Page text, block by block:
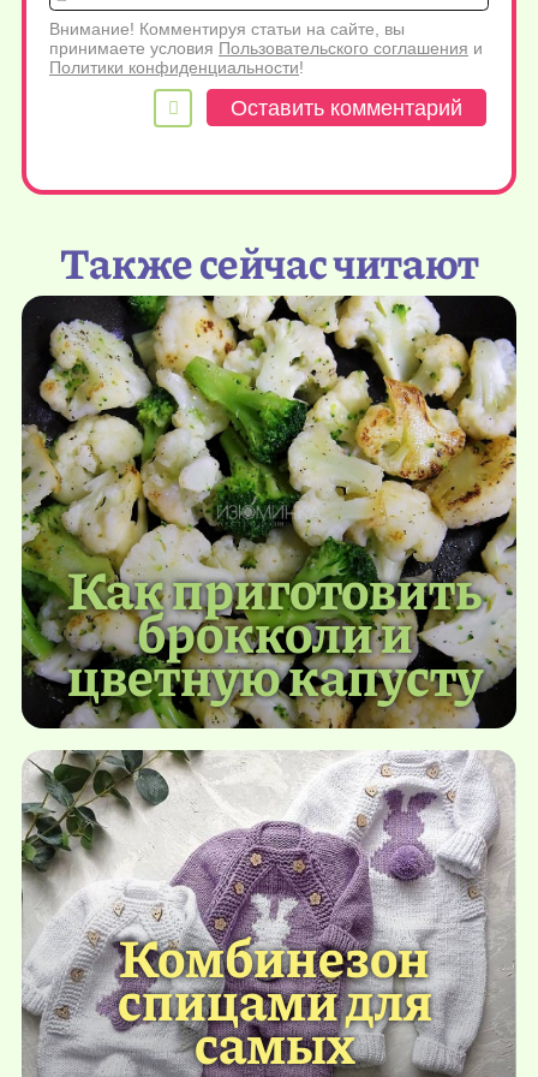
Внимание! Комментируя статьи на сайте, вы
принимаете условия Пользовательского соглашения и
Политики конфиденциальности!
Также сейчас читают
Как приготовить
брокколи и
цветную капусту
Комбинезон
спицами для
самых